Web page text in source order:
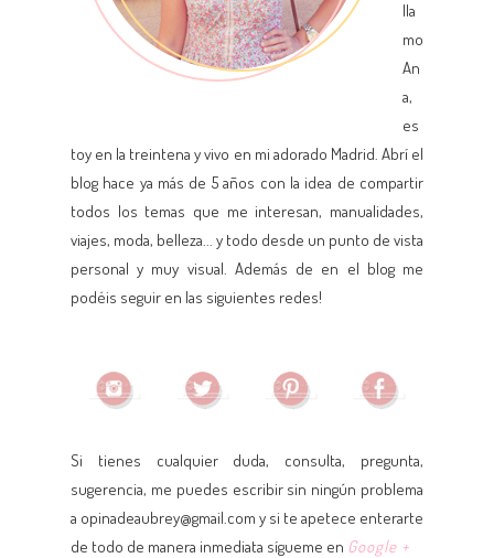
lla
mo
An
a,
es
toy en la treintena y vivo en mi adorado Madrid. Abrí el
blog hace ya más de 5 años con la idea de compartir
todos los temas que me interesan, manualidades,
viajes, moda, belleza... y todo desde un punto de vista
personal y muy visual. Además de en el blog me
podéis seguir en las siguientes redes!
Si tienes cualquier duda, consulta, pregunta,
sugerencia, me puedes escribir sin ningún problema
a opinadeaubrey@gmail.com y si te apetece enterarte
de todo de manera inmediata sígueme en Google +